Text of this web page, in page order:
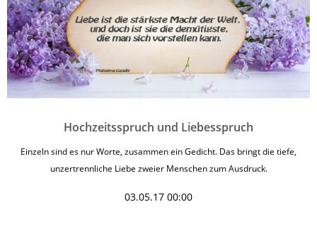
Hochzeitsspruch und Liebesspruch
Einzeln sind es nur Worte, zusammen ein Gedicht. Das bringt die tiefe,
unzertrennliche Liebe zweier Menschen zum Ausdruck.
03.05.17 00:00